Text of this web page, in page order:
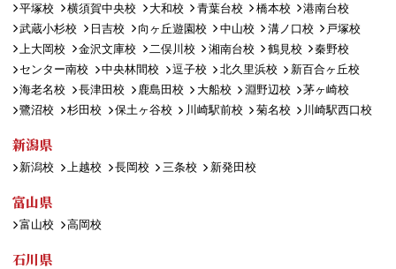
平塚校
横須賀中央校 大和校 青葉台校 橋本校
港南台校
武蔵小杉校
日吉校 向ヶ丘遊園校 中山校 溝ノ口校
戸塚校
上大岡校
金沢文庫校 二俣川校 湘南台校 鶴見校
秦野校
センター南校
中央林間校 逗子校 北久里浜校
新百合ヶ丘校
海老名校
長津田校 鹿島田校 大船校 淵野辺校
茅ヶ崎校
鷺沼校
杉田校 保土ヶ谷校 川崎駅前校 菊名校 川崎駅西口校
新潟県
新潟校 上越校 長岡校 三条校 新発田校
富山県
富山校 高岡校
石川県